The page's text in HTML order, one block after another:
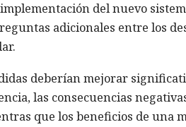
del nuevo
adicionales entre los
deberían mejorar
las consecuencias
que los beneficios de una